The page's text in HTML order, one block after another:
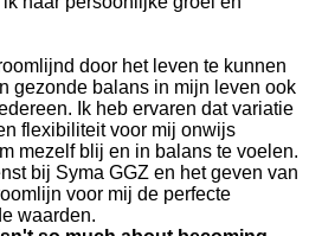
door het leven te kunnen
gezonde balans in mijn leven ook
Ik heb ervaren dat variatie
flexibiliteit voor mij onwijs
mezelf blij en in balans te voelen.
bij Syma GGZ en het geven van
voor mij de perfecte
waarden.